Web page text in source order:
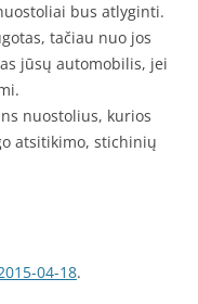
bus atlyginti.
tačiau nuo jos
jūsų automobilis, jei
nuostolius, kurios
atsitikimo, stichinių
04-18.